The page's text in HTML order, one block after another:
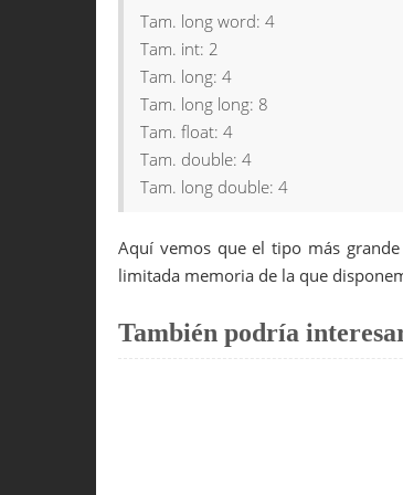
28
delay(100000
Tam. long word: 4
Tam. int: 2
Tam. long: 4
Tam. long long: 8
Tam. float: 4
Tam. double: 4
Tam. long double: 4
Aquí vemos que el tipo más
limitada memoria de la que
También podría